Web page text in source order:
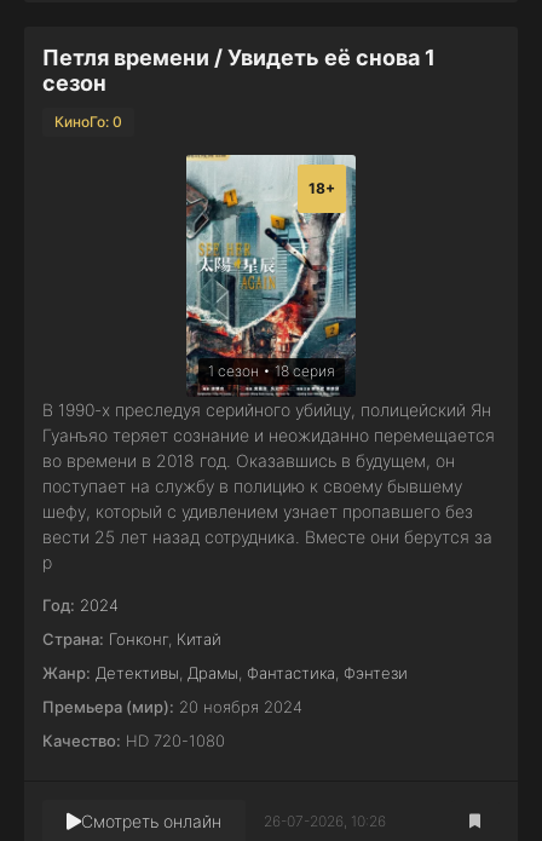
Петля времени / Увидеть её снова 1
сезон
КиноГо: 0
1 сезон • 18 серия
18+
В 1990-х преследуя серийного убийцу, полицейский Ян
Гуанъяо теряет сознание и неожиданно перемещается
во времени в 2018 год. Оказавшись в будущем, он
поступает на службу в полицию к своему бывшему
шефу, который с удивлением узнает пропавшего без
вести 25 лет назад сотрудника. Вместе они берутся за
р
Год: 2024
Страна: Гонконг Китай
Жанр: Детективы Драмы Фантастика Фэнтези
Премьера (мир): 20 ноября 2024
Качество: HD 720-1080
Смотреть онлайн 26-07-2026, 10:26